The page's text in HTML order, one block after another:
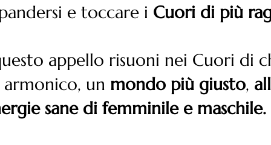
e toccare i Cuori di più
appello risuoni nei Cuori di
un mondo più giusto,
sane di femminile e maschile.